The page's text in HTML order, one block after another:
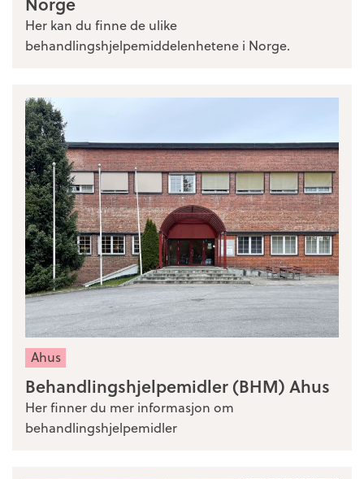
Her kan du finne de ulike
behandlingshjelpemiddelenhetene i Norge.
Ahus
Behandlingshjelpemidler (BHM) Ahus
Her finner du mer informasjon om
behandlingshjelpemidler